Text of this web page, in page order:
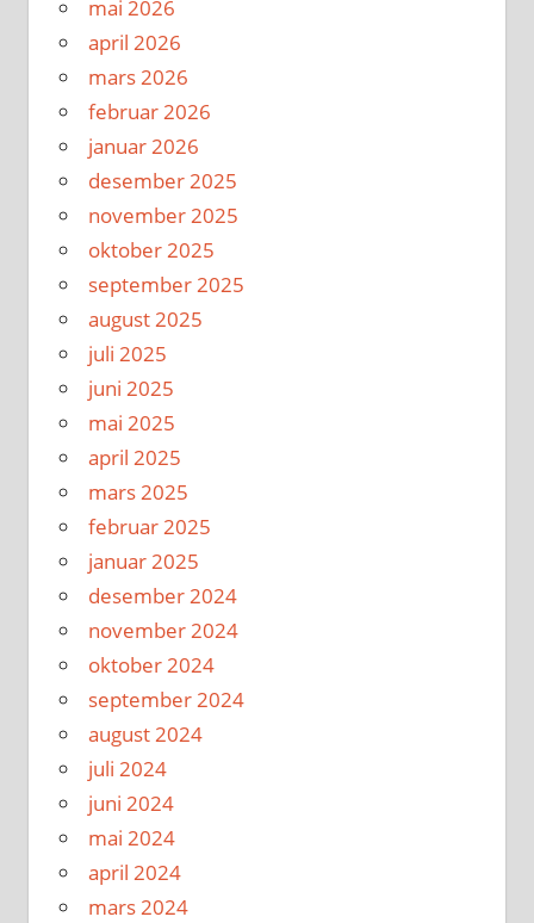
mai 2026
april 2026
mars 2026
februar 2026
januar 2026
desember 2025
november 2025
oktober 2025
september 2025
august 2025
juli 2025
juni 2025
mai 2025
april 2025
mars 2025
februar 2025
januar 2025
desember 2024
november 2024
oktober 2024
september 2024
august 2024
juli 2024
juni 2024
mai 2024
april 2024
mars 2024